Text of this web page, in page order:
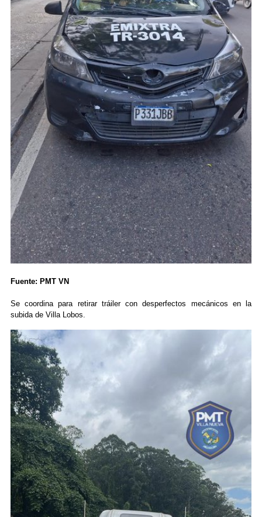
Fuente: PMT VN
Se coordina para retirar tráiler con desperfectos mecánicos en la
subida de Villa Lobos.